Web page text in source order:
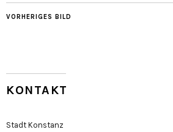
VORHERIGES BILD
KONTAKT
Stadt Konstanz